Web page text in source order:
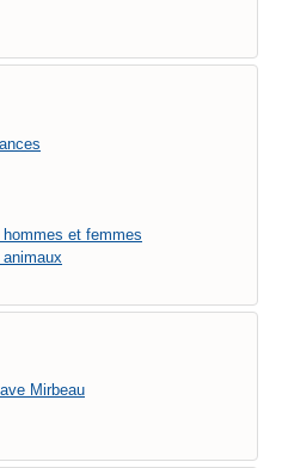
et femmes
Mirbeau